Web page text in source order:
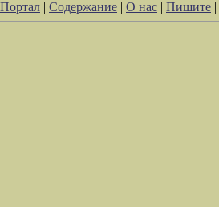
Портал | Содержание | О нас | Пишите |